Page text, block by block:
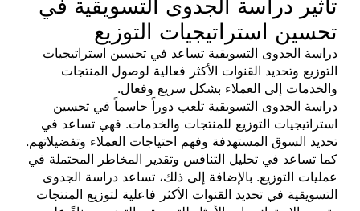
تحسين استراتيجيات التوزيع
دراسة الجدوى التسويقية تساعد في تحسين استراتيجيات
التوزيع وتحديد القنوات الأكثر فعالية لوصول المنتجات
والخدمات إلى العملاء بشكل سريع وفعال.
دراسة الجدوى التسويقية تلعب دوراً حاسماً في تحسين
استراتيجيات التوزيع للمنتجات والخدمات. فهي تساعد في
تحديد السوق المستهدفة وفهم احتياجات العملاء وتفضيلاتهم.
كما تساعد في تحليل التنافس وتقدير المخاطر المحتملة في
عمليات التوزيع. بالإضافة إلى ذلك، تساعد دراسة الجدوى
التسويقية في تحديد القنوات الأكثر فاعلية لتوزيع المنتجات